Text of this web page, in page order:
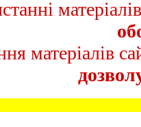
матеріалів